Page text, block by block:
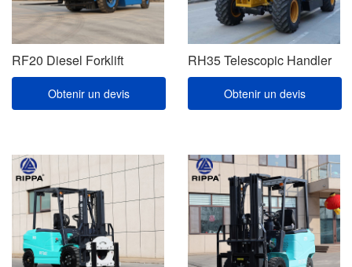
RF20 Diesel Forklift
Obtenir un devis
RH35 Telescopic Handler
Obtenir un devis